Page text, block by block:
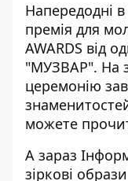
Напередодні
премія для
AWARDS від
"МУЗВАР". На
церемонію
можете
А зараз
зіркові